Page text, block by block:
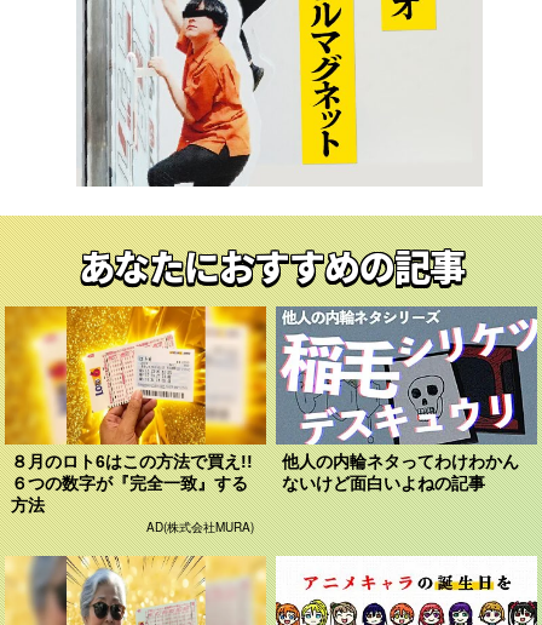
あなたにおすすめの記事
８月のロト6はこの方法で買え!!
６つの数字が『完全一致』する
方法
AD(株式会社MURA)
他人の内輪ネタってわけわかん
ないけど面白いよねの記事